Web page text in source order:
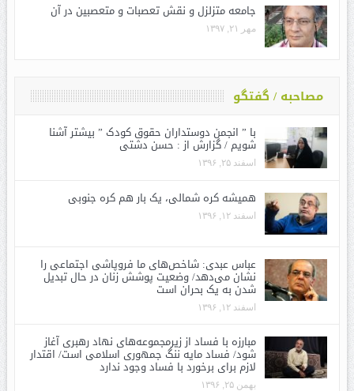
جامعه متزلزل و نقش تعصبات و متعصبین در آن
مهر ۲۱, ۱۳۹۷
مصاحبه / گفتگو
با ” انجمن دوستداران حقوق کودک ” بیشتر آشنا
شویم / گزارش از : حسن دشتی
اسفند ۲۵, ۱۳۹۶
همیشه کره شمالی، یک بار هم کره جنوبی
اسفند ۱۲, ۱۳۹۶
عباس عبدی: شاخص‌های ما فروپاشی اجتماعی را
نشان می‌دهد/ وضعیت پوشش زنان در حال تبدیل
شدن به یک بحران است
اسفند ۱۲, ۱۳۹۶
مبارزه با فساد از زیرمجموعه‌های نهاد رهبری آغاز
شود/ فساد مایه ننگ جمهوری اسلامی است/ اقتدار
لازم برای برخورد با فساد وجود ندارد
بهمن ۲۵, ۱۳۹۶